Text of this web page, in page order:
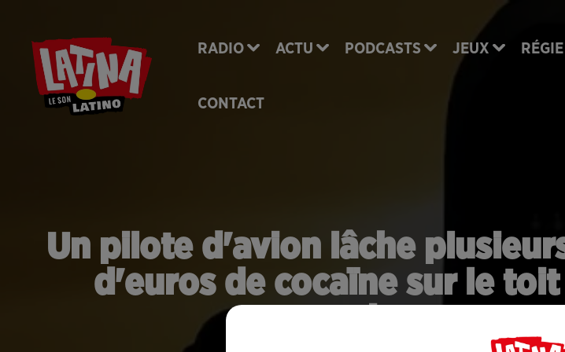
RADIO ACTU PODCASTS JEUX
CONTACT
Un pilote d'avion lâche
d'euros de cocaïne sur le